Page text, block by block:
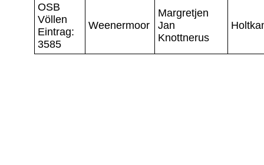
OSB
Völlen
Eintrag:
3585
Weenermoor
Margretjen
Jan
Knottnerus